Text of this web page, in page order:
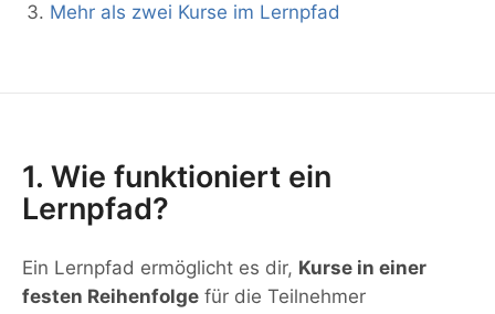
Mehr als zwei Kurse im Lernpfad
1. Wie funktioniert ein
Lernpfad?
Ein Lernpfad ermöglicht es dir, Kurse in einer
festen Reihenfolge für die Teilnehmer